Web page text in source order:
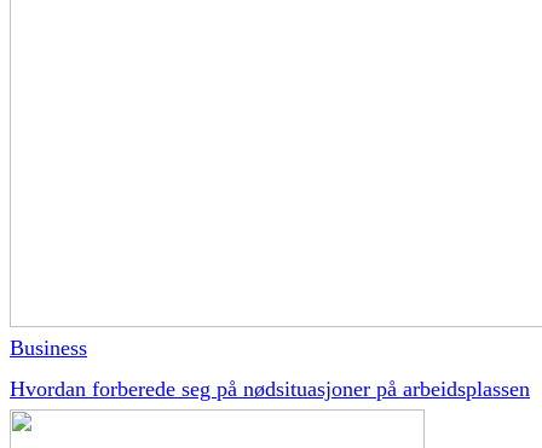
Business
Hvordan forberede seg på nødsituasjoner på arbeidsplassen